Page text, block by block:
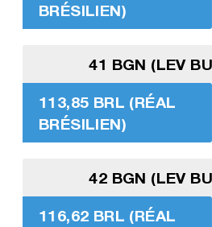
BRÉSILIEN)
41 BGN (LEV
113,85 BRL (RÉAL
BRÉSILIEN)
42 BGN (LEV
116,62 BRL (RÉAL